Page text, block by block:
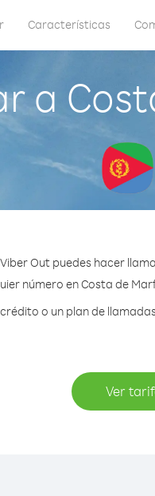
Características
a
Out puedes hacer
número en Costa de
o un plan de
Ver